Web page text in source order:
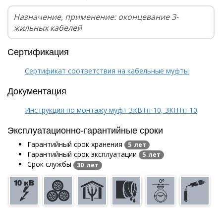
Назначение, применение: оконцевание 3-
жильных кабелей
Сертификация
Сертификат соответствия на кабельные муфты
Документация
Инструкция по монтажу муфт 3КВТп-10, 3КНТп-10
Эксплуатационно-гарантийные сроки
Гарантийный срок хранения 5 лет
Гарантийный срок эксплуатации 5 лет
Срок службы 30 лет